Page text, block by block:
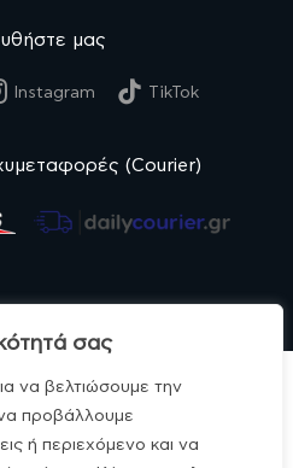
σας
να βελτιώσουμε την
προβάλλουμε
ή περιεχόμενο και να
μας
Instagram TikTok
(Courier)
2026.